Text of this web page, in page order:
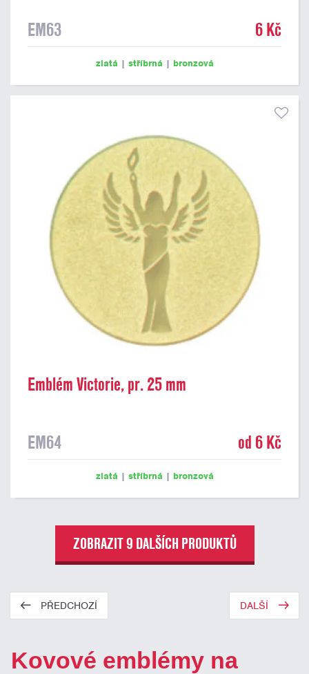
EM63 6 Kč
zlatá | stříbrná | bronzová
Emblém Victorie, pr. 25 mm
EM64 od 6 Kč
zlatá | stříbrná | bronzová
ZOBRAZIT 9 DALŠÍCH PRODUKTŮ
PŘEDCHOZÍ DALŠÍ
Kovové emblémy na